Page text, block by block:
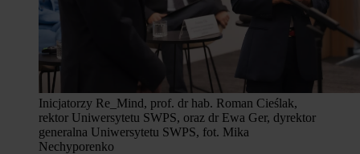
Inicjatorzy Re_Mind, prof. dr hab. Roman Cieślak,
rektor Uniwersytetu SWPS, oraz dr Ewa Ger, dyrektor
generalna Uniwersytetu SWPS, fot. Mika
Nechyporenko